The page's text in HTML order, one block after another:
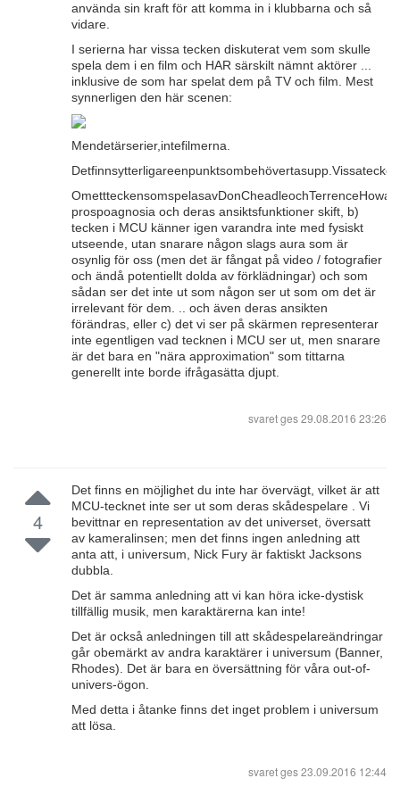
använda sin kraft för att komma in i klubbarna och så
vidare.
I serierna har vissa tecken diskuterat vem som skulle
spela dem i en film och HAR särskilt nämnt aktörer ...
inklusive de som har spelat dem på TV och film. Mest
synnerligen den här scenen:
Mendetärserier,intefilmerna.
prospoagnosia och deras ansiktsfunktioner skift, b)
tecken i MCU känner igen varandra inte med fysiskt
utseende, utan snarare någon slags aura som är
osynlig för oss (men det är fångat på video / fotografier
och ändå potentiellt dolda av förklädningar) och som
sådan ser det inte ut som någon ser ut som om det är
irrelevant för dem. .. och även deras ansikten
förändras, eller c) det vi ser på skärmen representerar
inte egentligen vad tecknen i MCU ser ut, men snarare
är det bara en "nära approximation" som tittarna
generellt inte borde ifrågasätta djupt.
svaret ges29.08.2016 23:26
4
Det finns en möjlighet du inte har övervägt, vilket är att
MCU-tecknet inte ser ut som deras skådespelare . Vi
bevittnar en representation av det universet, översatt
av kameralinsen; men det finns ingen anledning att
anta att, i universum, Nick Fury är faktiskt Jacksons
dubbla.
Det är samma anledning att vi kan höra icke-dystisk
tillfällig musik, men karaktärerna kan inte!
Det är också anledningen till att skådespelareändringar
går obemärkt av andra karaktärer i universum (Banner,
Rhodes). Det är bara en översättning för våra out-of-
univers-ögon.
Med detta i åtanke finns det inget problem i universum
att lösa.
svaret ges23.09.2016 12:44